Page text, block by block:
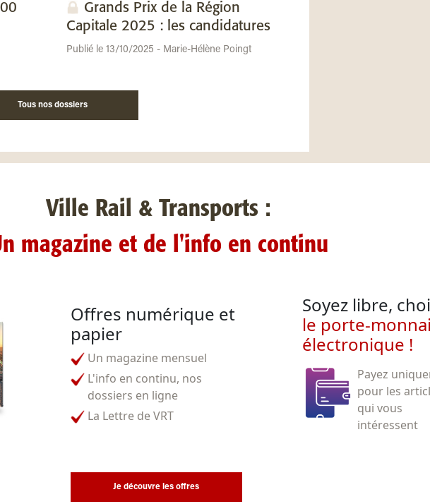
Grands Prix de la Région
Capitale 2025 : les candidatures
Publié le 13/10/2025 - Marie-Hélène Poingt
Tous nos dossiers
Ville Rail & Transports :
magazine et de l'info en continu
Offres numérique et
papier
Un magazine mensuel
L'info en continu, nos
dossiers en ligne
La Lettre de VRT
Soyez libre,
le porte-
électronique !
Payez
pour les
qui vous
intéressent
Je découvre les offres